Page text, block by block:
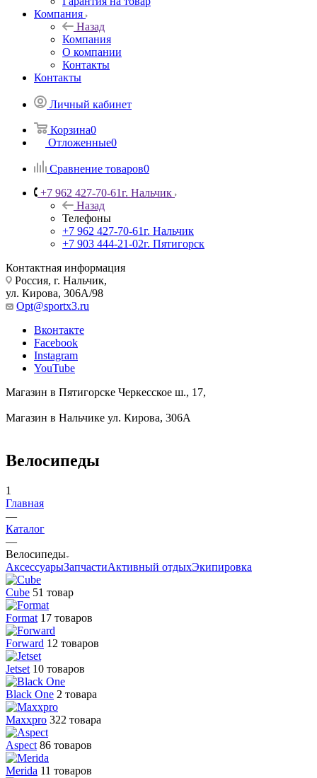
Компания
Назад
Компания
О компании
Контакты
Контакты
Личный кабинет
Корзина0
Отложенные0
Сравнение товаров0
+7 962 427-70-61г. Нальчик
Назад
Телефоны
+7 962 427-70-61г. Нальчик
+7 903 444-21-02г. Пятигорск
Контактная информация
Россия, г. Нальчик,
ул. Кирова, 306А/98
Opt@sportx3.ru
Вконтакте
Facebook
Instagram
YouTube
Магазин в Пятигорске Черкесское ш., 17,
Магазин в Нальчике ул. Кирова, 306А
Велосипеды
1
Главная
—
Каталог
—
Велосипеды
АксессуарыЗапчастиАктивный отдыхЭкипировка
Cube 51 товар
Format 17 товаров
Forward 12 товаров
Jetset 10 товаров
Black One 2 товара
Maxxpro 322 товара
Aspect 86 товаров
Merida 11 товаров